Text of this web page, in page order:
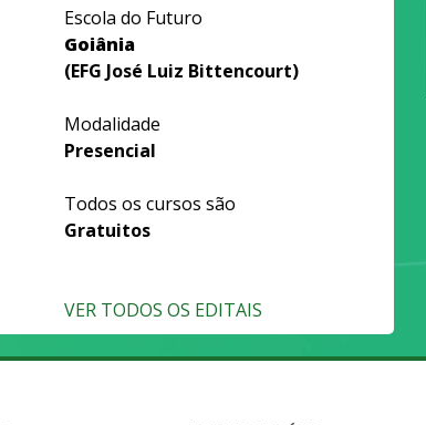
Escola do Futuro
Goiânia
(EFG José Luiz Bittencourt)
Modalidade
Presencial
Todos os cursos são
Gratuitos
VER TODOS OS EDITAIS